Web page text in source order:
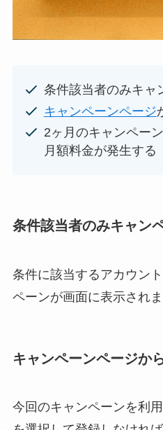
条件該当者のみキャ
キャンペーンページ
2ヶ月のキャンペー
月額料金が発生する
条件該当者のみキャン
条件に該当するアカウン
ペーンが画面に表示され
キャンペーンページか
今回のキャンペーンを利